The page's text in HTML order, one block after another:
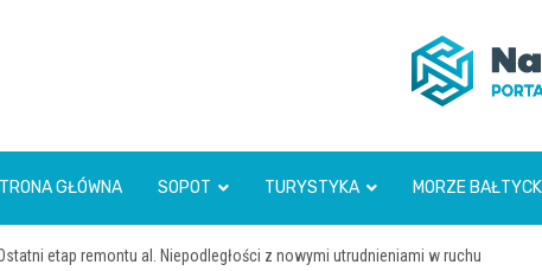
GŁÓWNA SOPOT TURYSTYKA MORZE
etap remontu al. Niepodległości z nowymi utrudnieniami w ruchu